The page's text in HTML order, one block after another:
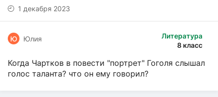
1 декабря 2023
Литература
8 класс
Ю Юлия
Когда Чартков в повести "портрет" Гоголя слышал
голос таланта? что он ему говорил?